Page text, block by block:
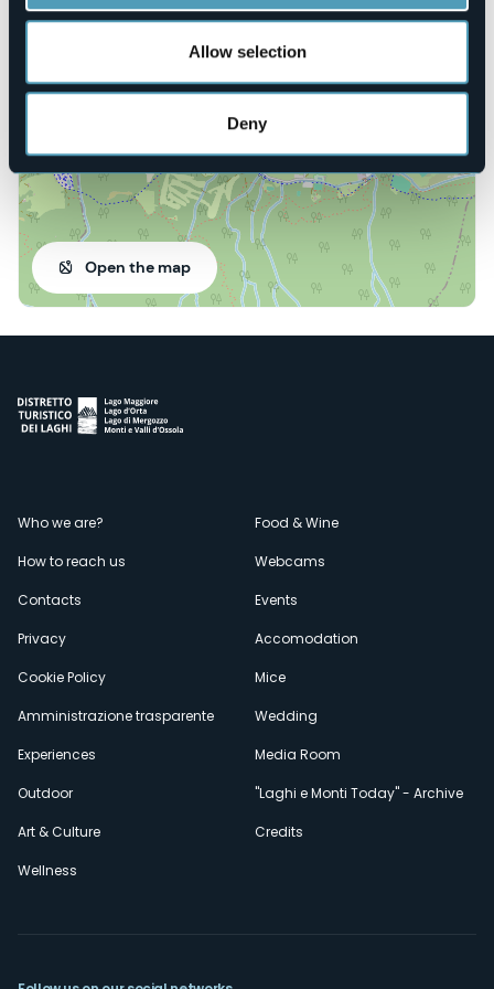
Allow selection
Deny
via Belcastro
Open the map
Menù
secondario
Who we are?
How to reach us
Contacts
Privacy
Cookie Policy
Amministrazione trasparente
Experiences
Outdoor
Art & Culture
Wellness
Food & Wine
Webcams
Events
Accomodation
Mice
Wedding
Media Room
"Laghi e Monti Today" - Archive
Credits